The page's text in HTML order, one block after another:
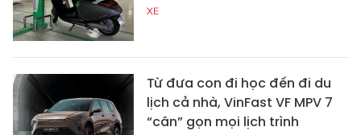
XE
Từ đưa con đi học đến đi du
lịch cả nhà, VinFast VF MPV 7
“cân” gọn mọi lịch trình